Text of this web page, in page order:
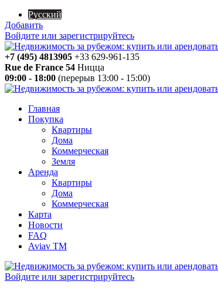
Русский
Добавить
Войдите или зарегистрируйтесь
+7 (495) 4813905 +33 629-961-135
Rue de France 54 Ницца
09:00 - 18:00 (перерыв 13:00 - 15:00)
Главная
Покупка
Квартиры
Дома
Коммерческая
Земля
Аренда
Квартиры
Дома
Коммерческая
Карта
Новости
FAQ
Aviav TM
Войдите или зарегистрируйтесь